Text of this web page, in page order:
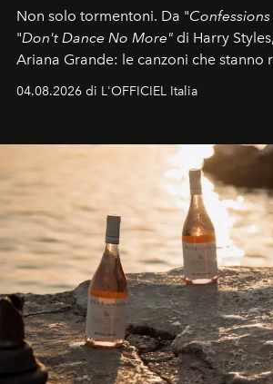
Non solo tormentoni. Da "Confessions
"Don't Dance No More" di Harry
Ariana Grande: le canzoni che stanno
04.08.2026 di L'OFFICIEL Italia